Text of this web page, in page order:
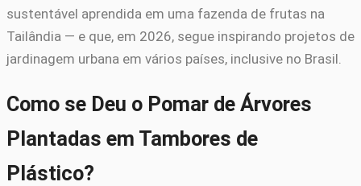
sustentável aprendida em uma fazenda de frutas na
Tailândia — e que, em 2026, segue inspirando projetos de
jardinagem urbana em vários países, inclusive no Brasil.
Como se Deu o Pomar de Árvores
Plantadas em Tambores de
Plástico?